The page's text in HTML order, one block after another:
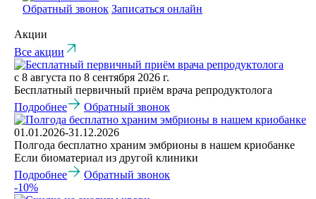
Обратный звонок Записаться онлайн
Акции
Все акции
с 8 августа по 8 сентября 2026 г.
Бесплатный первичный приём врача репродуктолога
Подробнее
Обратный звонок
01.01.2026-31.12.2026
Полгода бесплатно храним эмбрионы в нашем криобанке
Если биоматериал из другой клиники
Подробнее
Обратный звонок
-10%